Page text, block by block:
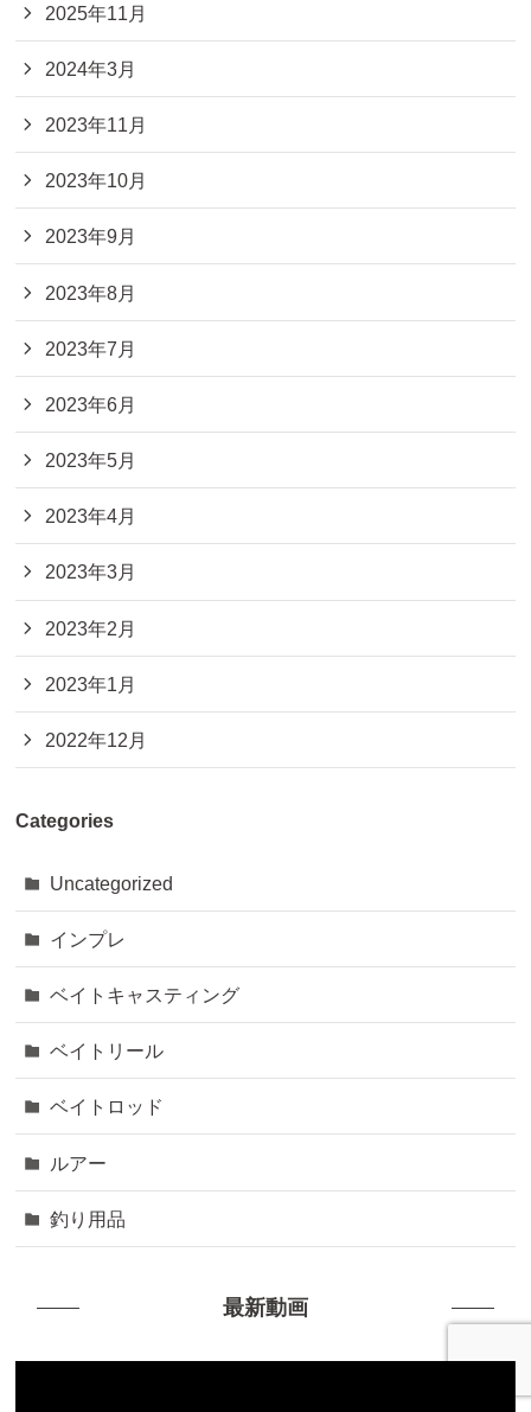
2025年11月
2024年3月
2023年11月
2023年10月
2023年9月
2023年8月
2023年7月
2023年6月
2023年5月
2023年4月
2023年3月
2023年2月
2023年1月
2022年12月
Categories
Uncategorized
インプレ
ベイトキャスティング
ベイトリール
ベイトロッド
ルアー
釣り用品
最新動画